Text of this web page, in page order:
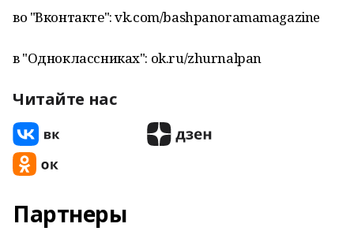
во "Вконтакте": vk.com/bashpanoramamagazine
в "Одноклассниках": ok.ru/zhurnalpan
Читайте нас
Партнеры